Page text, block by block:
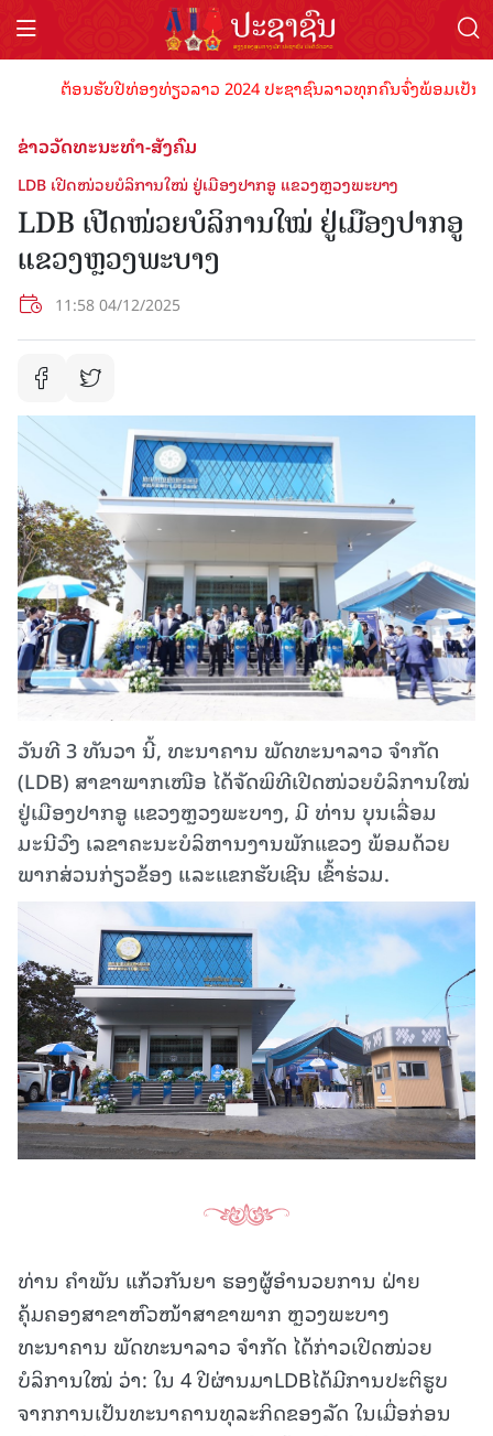
ຕ້ອນຮັບປີທ່ອງທ່ຽວລາວ 2024 ປະຊາຊົນລາວທຸກຄົນຈົ່ງພ້ອມເປັນເ
ຂ່າວວັດທະນະທຳ-ສັງຄົມ
LDB ເປີດໜ່ວຍບໍລິການໃໝ່ ຢູ່ເມືອງປາກອູ ແຂວງຫຼວງພະບາງ
LDB ເປີດໜ່ວຍບໍລິການໃໝ່ ຢູ່ເມືອງປາກອູ
ແຂວງຫຼວງພະບາງ
11:58 04/12/2025
ວັນທີ 3 ທັນວາ ນີ້, ທະນາຄານ ພັດທະນາລາວ ຈຳກັດ
(LDB) ສາຂາພາກເໜືອ ໄດ້ຈັດພິທີເປີດໜ່ວຍບໍລິການໃໝ່
ຢູ່ເມືອງປາກອູ ແຂວງຫຼວງພະບາງ, ມີ ທ່ານ ບຸນເລື່ອມ
ມະນີວົງ ເລຂາຄະນະບໍລິຫານງານພັກແຂວງ ພ້ອມດ້ວຍ
ພາກສ່ວນກ່ຽວຂ້ອງ ແລະແຂກຮັບເຊີນ ເຂົ້າຮ່ວມ.
ທ່ານ ຄຳພັນ ແກ້ວກັນຍາ ຮອງຜູ້ອຳນວຍການ ຝ່າຍ
ຄຸ້ມຄອງສາຂາຫົວໜ້າສາຂາພາກ ຫຼວງພະບາງ
ທະນາຄານ ພັດທະນາລາວ ຈຳກັດ ໄດ້ກ່າວເປີດໜ່ວຍ
ບໍລິການໃໝ່ ວ່າ: ໃນ 4 ປີຜ່ານມາLDBໄດ້ມີການປະຕິຮູບ
ຈາກການເປັນທະນາຄານທຸລະກິດຂອງລັດ ໃນເມື່ອກ່ອນ